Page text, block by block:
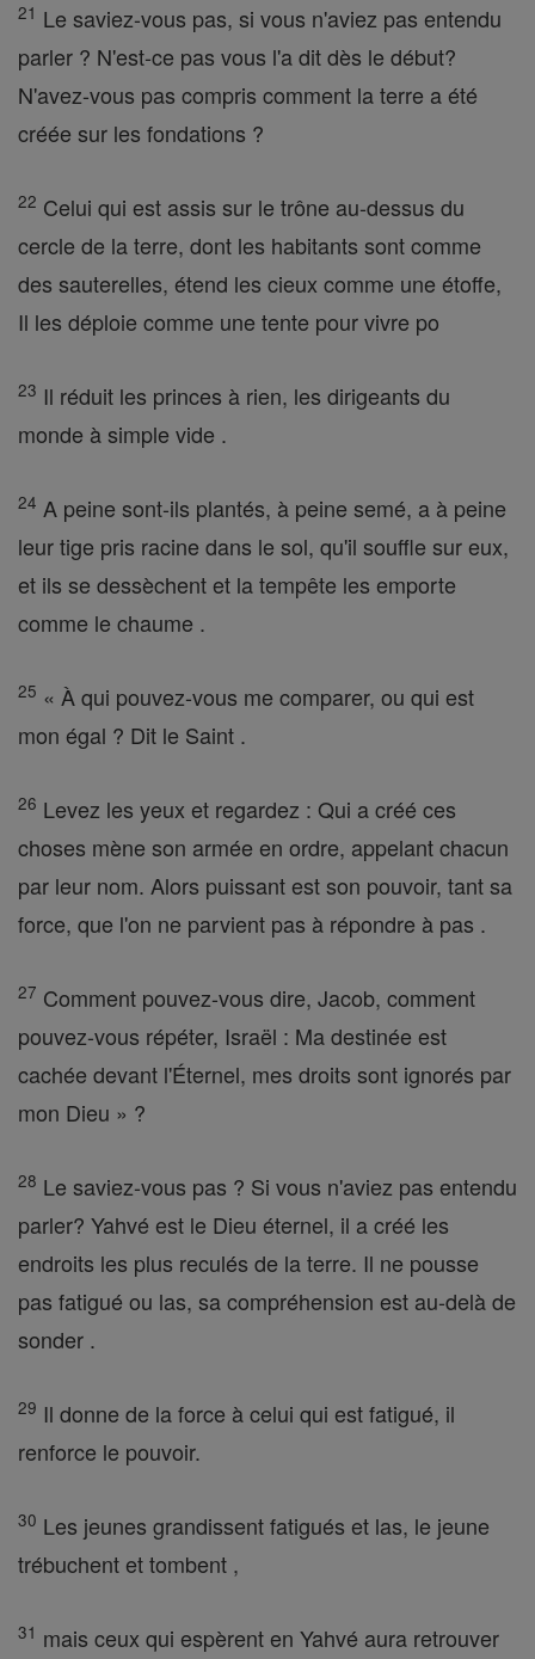
21 Le saviez-vous pas, si vous n'aviez pas entendu
parler ? N'est-ce pas vous l'a dit dès le début?
N'avez-vous pas compris comment la terre a été
créée sur les fondations ?
22 Celui qui est assis sur le trône au-dessus du
cercle de la terre, dont les habitants sont comme
des sauterelles, étend les cieux comme une étoffe,
Il les déploie comme une tente pour vivre po
23 Il réduit les princes à rien, les dirigeants du
monde à simple vide .
24 A peine sont-ils plantés, à peine semé, a à peine
leur tige pris racine dans le sol, qu'il souffle sur eux,
et ils se dessèchent et la tempête les emporte
comme le chaume .
25 « À qui pouvez-vous me comparer, ou qui est
mon égal ? Dit le Saint .
26 Levez les yeux et regardez : Qui a créé ces
choses mène son armée en ordre, appelant chacun
par leur nom. Alors puissant est son pouvoir, tant sa
force, que l'on ne parvient pas à répondre à pas .
27 Comment pouvez-vous dire, Jacob, comment
pouvez-vous répéter, Israël : Ma destinée est
cachée devant l'Éternel, mes droits sont ignorés par
mon Dieu » ?
28 Le saviez-vous pas ? Si vous n'aviez pas entendu
parler? Yahvé est le Dieu éternel, il a créé les
endroits les plus reculés de la terre. Il ne pousse
pas fatigué ou las, sa compréhension est au-delà de
sonder .
29 Il donne de la force à celui qui est fatigué, il
renforce le pouvoir.
30 Les jeunes grandissent fatigués et las, le jeune
trébuchent et tombent ,
31 mais ceux qui espèrent en Yahvé aura retrouver